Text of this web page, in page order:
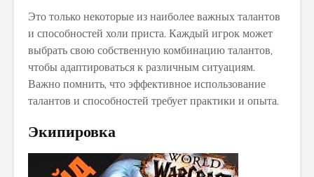
Это только некоторые из наиболее важных талантов
и способностей холи приста. Каждый игрок может
выбрать свою собственную комбинацию талантов,
чтобы адаптироваться к различным ситуациям.
Важно помнить, что эффективное использование
талантов и способностей требует практики и опыта.
Экипировка